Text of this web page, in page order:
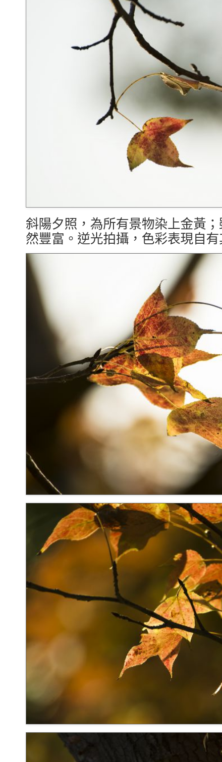
斜陽夕照，為所有景物染上金黃
然豐富。逆光拍攝，色彩表現自